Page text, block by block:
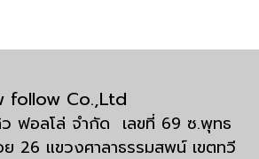
follow Co.,Ltd
ฟอลโล่ จำกัด เลขที่ 69 ซ.พุทธ
26 แขวงศาลาธรรมสพน์ เขตทวี